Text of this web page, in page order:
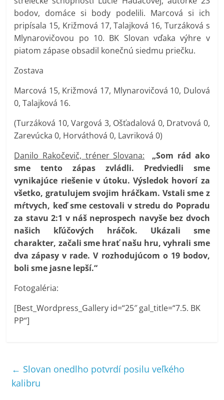
bodov, domáce si body podelili. Marcová si ich
pripísala 15, Križmová 17, Talajková 16, Turzáková s
Mlynarovičovou po 10. BK Slovan vďaka výhre v
piatom zápase obsadil konečnú siedmu priečku.
Zostava
Marcová 15, Križmová 17, Mlynarovičová 10, Dulová
0, Talajková 16.
(Turzáková 10, Vargová 3, Ošťadalová 0, Dratvová 0,
Zarevúcka 0, Horváthová 0, Lavriková 0)
Danilo Rakočevič, tréner Slovana:
„Som rád ako
sme tento zápas zvládli. Predviedli sme
vynikajúce riešenie v útoku. Výsledok hovorí za
všetko, gratulujem svojim hráčkam. Vstali sme z
mŕtvych, keď sme cestovali v stredu do Popradu
za stavu 2:1 v náš neprospech navyše bez dvoch
našich kľúčových hráčok. Ukázali sme
charakter, začali sme hrať našu hru, vyhrali sme
dva zápasy v rade. V rozhodujúcom o 19 bodov,
boli sme jasne lepší.“
Fotogaléria:
[Best_Wordpress_Gallery id=“25″ gal_title=“7.5. BK
PP“]
← Slovan onedlho potvrdí posilu veľkého
kalibru